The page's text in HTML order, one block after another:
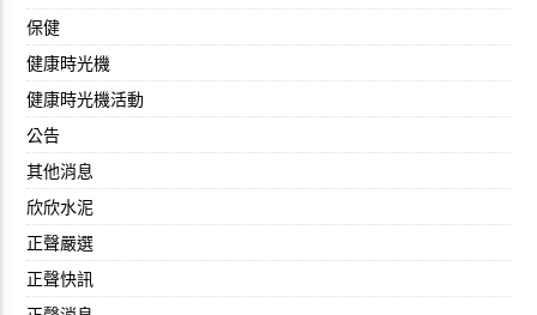
保健
健康時光機
健康時光機活動
公告
其他消息
欣欣水泥
正聲嚴選
正聲快訊